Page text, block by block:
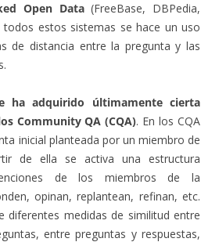
Open Data(FreeBase, DBPedia,
estos sistemas se hace un uso
de distancia entre la pregunta y las
ha adquirido últimamente cierta
Community QA (CQA). En los CQA
inicial planteada por un miembro de
de ella se activa una estructura
de los miembros de la
opinan, replantean, refinan, etc.
diferentes medidas de similitud entre
entre preguntas y respuestas,